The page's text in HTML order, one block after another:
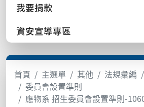
我要捐款
資安宣導專區
首頁 主選單 其他 法規彙編
委員會設置準則
應物系 招生委員會設置準則-